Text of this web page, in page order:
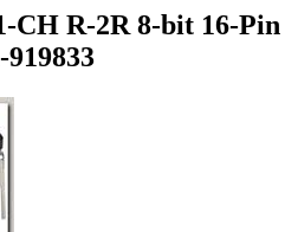
CH R-2R 8-bit 16-Pin